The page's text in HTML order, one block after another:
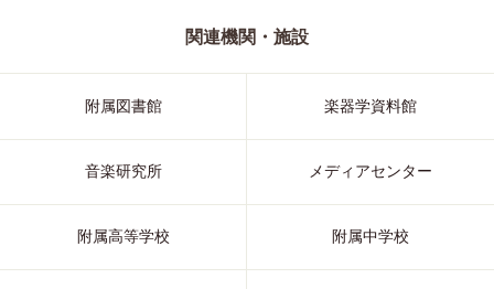
関連機関・施設
附属図書館 楽器学資料館
音楽研究所 メディアセンター
附属高等学校 附属中学校